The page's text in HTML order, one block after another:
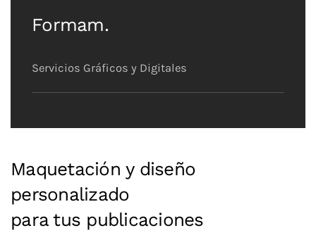
Formam.
Servicios Gráficos y Digitales
Maquetación y diseño
personalizado
para tus publicaciones